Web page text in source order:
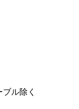
ル除く